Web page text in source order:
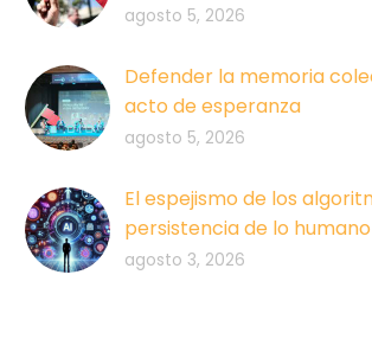
agosto 5, 2026
Defender la memoria
acto de esperanza
agosto 5, 2026
El espejismo de los
persistencia de lo humano
agosto 3, 2026